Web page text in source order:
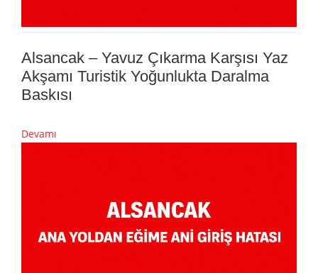
Alsancak – Yavuz Çıkarma Karşısı Yaz
Akşamı Turistik Yoğunlukta Daralma
Baskısı
Devamı